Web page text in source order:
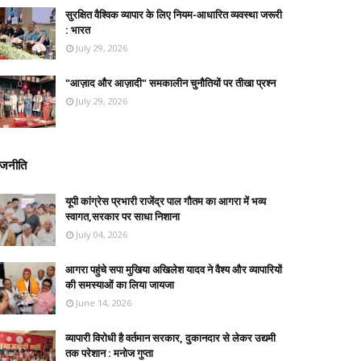
सुरक्षित वैश्विक व्यापार के लिए नियम-आधारित व्यवस्था जरूरी
: भारत
July 29, 2026
"आज़ाद और आज़ादी" समकालीन चुनौतियों पर तीखा प्रश्न
July 29, 2026
यूपी कांग्रेस प्रभारी राजेंद्र पाल गौतम का आगरा में भव्य
स्वागत,सरकार पर साधा निशाना
July 04, 2026
आगरा पहुंचे सपा मुखिया अखिलेश यादव ने वैश्य और व्यापारियों
की समस्याओं का लिया जायजा
June 14, 2026
व्यापारी विरोधी है वर्तमान सरकार, दुकानदार से लेकर उद्यमी
तक परेशान : मनोज गुप्ता